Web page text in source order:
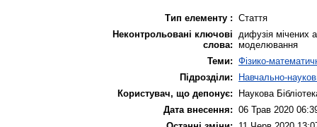
Тип елементу : Стаття
Неконтрольовані ключові
слова:
дифузія мічених
моделювання
Теми: Фізико-
Підрозділи:
Навчально-
Користувач, що депонує:
Наукова
Дата внесення: 06 Трав 2020